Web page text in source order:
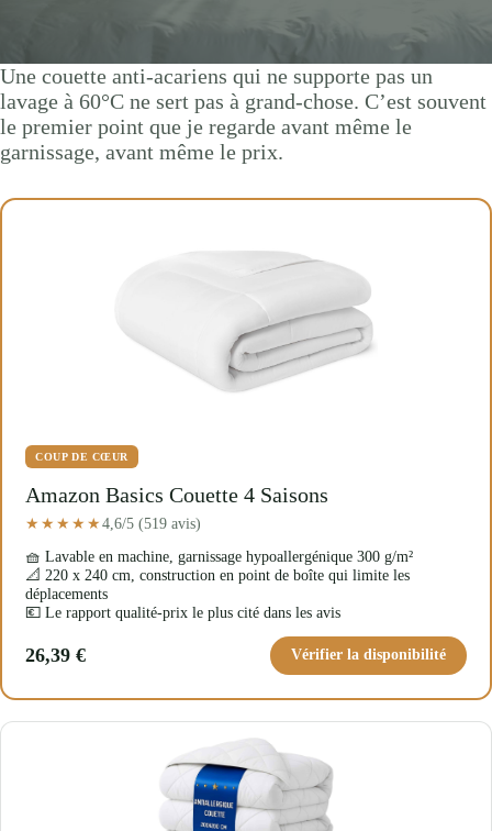
Une couette anti-acariens qui ne supporte pas un
lavage à 60°C ne sert pas à grand-chose. C’est souvent
le premier point que je regarde avant même le
garnissage, avant même le prix.
COUP DE CŒUR
Amazon Basics Couette 4 Saisons
★★★★★ 4,6/5 (519 avis)
🧺 Lavable en machine, garnissage hypoallergénique 300 g/m²
📐 220 x 240 cm, construction en point de boîte qui limite les
déplacements
💶 Le rapport qualité-prix le plus cité dans les avis
26,39 € Vérifier la disponibilité